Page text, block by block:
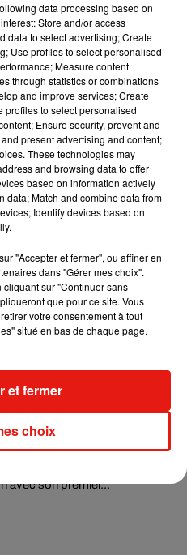
scolaires autour du
SOL annonce un nouvel
sa tournée mondiale
avec son premier...
data processing based on
Store and/or access
data to select advertising; Create
Use profiles to select personalised
Measure content
through statistics or combinations
and improve services; Create
profiles to select personalised
Ensure security, prevent and
present advertising and content;
These technologies may
and browsing data to offer
based on information actively
data; Match and combine data from
Identify devices based on
"Accepter et fermer", ou affiner en
dans "Gérer mes choix".
sur "Continuer sans
que pour ce site. Vous
votre consentement à tout
situé en bas de chaque page.
choix
et fermer